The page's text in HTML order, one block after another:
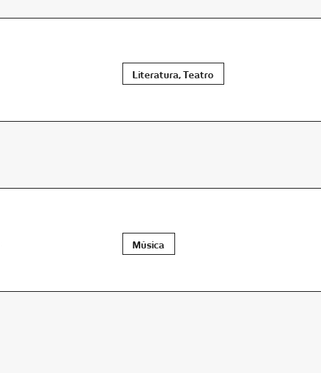
Literatura, Teatro
Música